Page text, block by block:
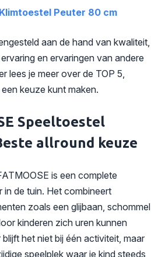
Peuter 80 cm
aan de hand van kwaliteit,
en ervaringen van andere
lees je meer over de TOP 5,
keuze kunt maken.
Speeltoestel
allround keuze
is een complete
de tuin. Het combineert
zoals een glijbaan, schommel
kinderen zich uren kunnen
het niet bij één activiteit, maar
speelplek waar je kind steeds